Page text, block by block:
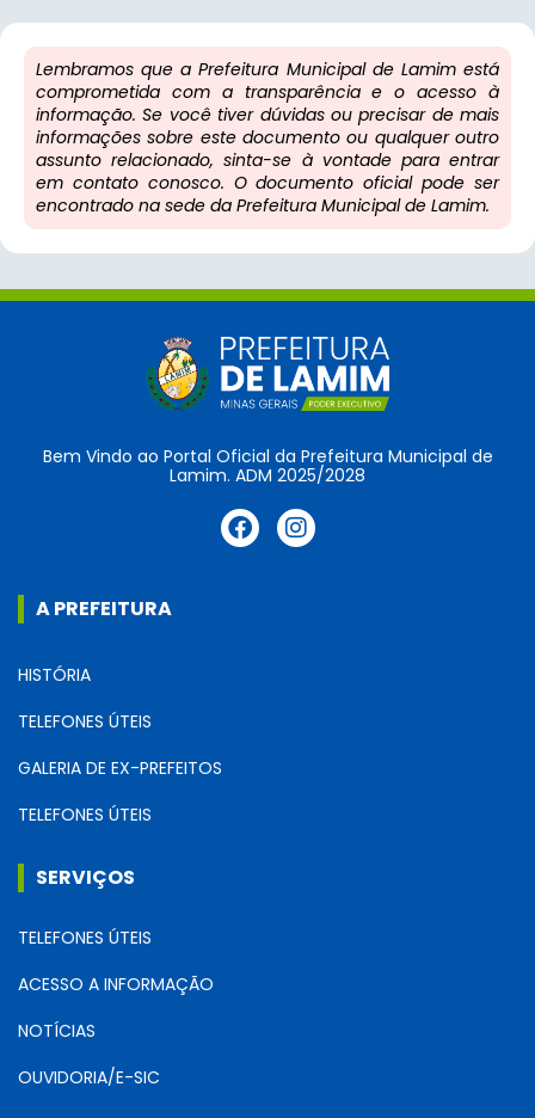
Lembramos que a Prefeitura Municipal de Lamim está
comprometida com a transparência e o acesso à
informação. Se você tiver dúvidas ou precisar de mais
informações sobre este documento ou qualquer outro
assunto relacionado, sinta-se à vontade para entrar
em contato conosco. O documento oficial pode ser
encontrado na sede da Prefeitura Municipal de Lamim.
Bem Vindo ao Portal Oficial da Prefeitura Municipal de
Lamim. ADM 2025/2028
A PREFEITURA
HISTÓRIA
TELEFONES ÚTEIS
GALERIA DE EX-PREFEITOS
TELEFONES ÚTEIS
SERVIÇOS
TELEFONES ÚTEIS
ACESSO A INFORMAÇÃO
NOTÍCIAS
OUVIDORIA/E-SIC